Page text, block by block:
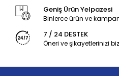
Geniş Ürün Yelpazesi
Binlerce ürün ve
7 / 24 DESTEK
Öneri ve şikayetlerinizi